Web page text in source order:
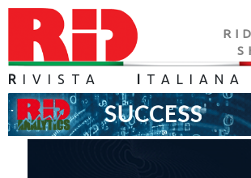
R IVISTA